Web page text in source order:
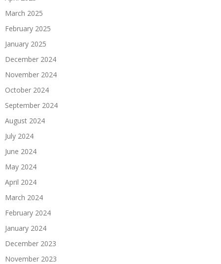
March 2025
February 2025
January 2025
December 2024
November 2024
October 2024
September 2024
August 2024
July 2024
June 2024
May 2024
April 2024
March 2024
February 2024
January 2024
December 2023
November 2023